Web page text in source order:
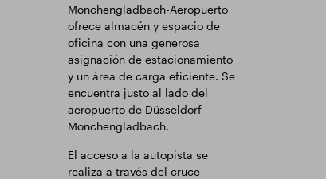
Mönchengladbach-Aeropuerto
ofrece almacén y espacio de
oficina con una generosa
asignación de estacionamiento
y un área de carga eficiente. Se
encuentra justo al lado del
aeropuerto de Düsseldorf
Mönchengladbach.
El acceso a la autopista se
realiza a través del cruce